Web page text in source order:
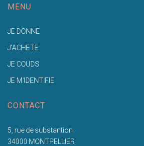
MENU
JE DONNE
J'ACHETE
JE COUDS
JE M'IDENTIFIE
CONTACT
5, rue de substantion
34000 MONTPELLIER